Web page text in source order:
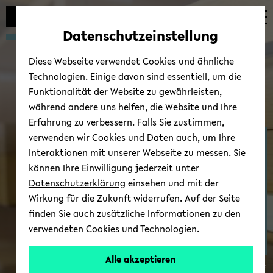
Automatische
vermeiden
zum
wechseln
zum
wechseln
zum
wechseln
Ter­mi­ne/News
© Uni­ver­si­tät Bie­le­feld
Datenschutzeinstellung
Diese Webseite verwendet Cookies und ähnliche
Technologien. Einige davon sind essentiell, um die
Funktionalität der Website zu gewährleisten,
während andere uns helfen, die Website und Ihre
Erfahrung zu verbessern. Falls Sie zustimmen,
verwenden wir Cookies und Daten auch, um Ihre
Interaktionen mit unserer Webseite zu messen. Sie
können Ihre Einwilligung jederzeit unter
Datenschutzerklärung einsehen und mit der
Wirkung für die Zukunft widerrufen. Auf der Seite
finden Sie auch zusätzliche Informationen zu den
verwendeten Cookies und Technologien.
Alle akzeptieren